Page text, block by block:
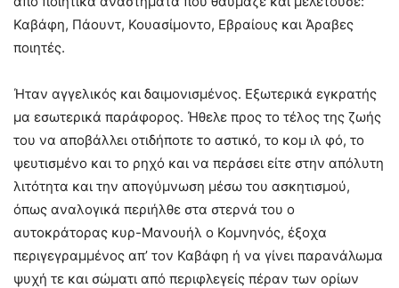
Καβάφη, Πάουντ, Κουασίμοντο, Εβραίους και Άραβες
ποιητές.
Ήταν αγγελικός και δαιμονισμένος. Εξωτερικά εγκρατής
μα εσωτερικά παράφορος. Ήθελε προς το τέλος της ζωής
του να αποβάλλει οτιδήποτε το αστικό, το κομ ιλ φό, το
ψευτισμένο και το ρηχό και να περάσει είτε στην απόλυτη
λιτότητα και την απογύμνωση μέσω του ασκητισμού,
όπως αναλογικά περιήλθε στα στερνά του ο
αυτοκράτορας κυρ-Μανουήλ ο Κομνηνός, έξοχα
περιγεγραμμένος απ’ τον Καβάφη ή να γίνει παρανάλωμα
ψυχή τε και σώματι από περιφλεγείς πέραν των ορίων